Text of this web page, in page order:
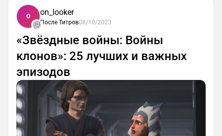
O on_looker
После Титров08/10/2023
«Звёздные войны: Войны
клонов»: 25 лучших и важных
эпизодов